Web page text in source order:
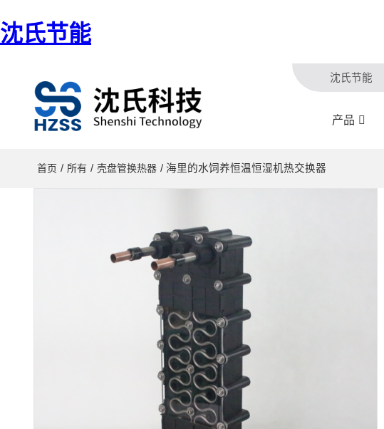
沈氏节能
沈氏节能
产品
首页 / 所有 / 壳盘管换热器 / 海里的水饲养恒温恒湿机热交换器